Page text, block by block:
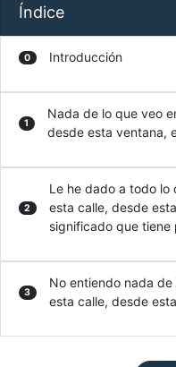
Índice
0 Introducción
1
Nada de lo que veo
desde esta ventana,
2
Le he dado a todo lo
esta calle, desde
significado que tiene
3
No entiendo nada
esta calle, desde